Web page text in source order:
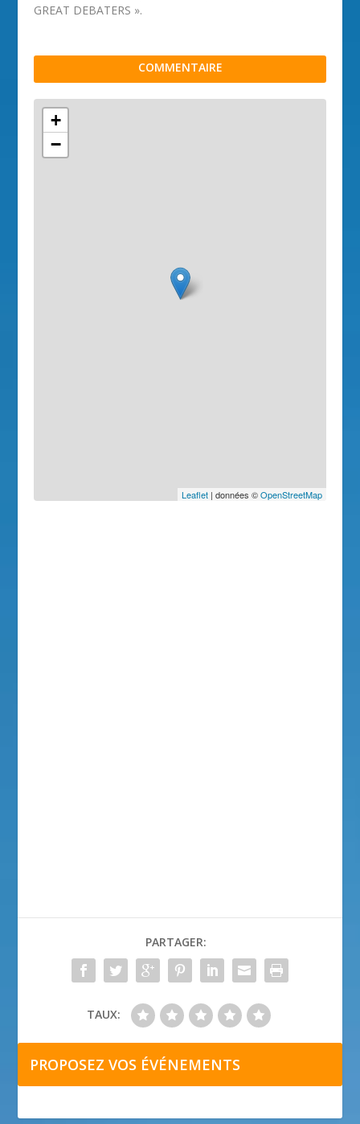
GREAT DEBATERS ».
COMMENTAIRE
+
−
Leaflet| données ©OpenStreetMap
PARTAGER:
TAUX:
PROPOSEZ VOS ÉVÉNEMENTS